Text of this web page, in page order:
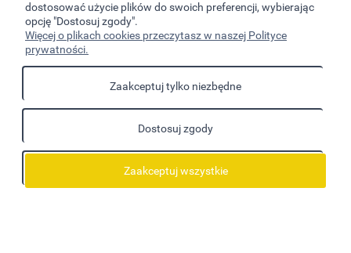
Pomoc
Moje konto
Płatności i dostawa
dostosować użycie plików do swoich preferencji, wybierając
opcję "Dostosuj zgody".
Więcej o plikach cookies przeczytasz w naszej Polityce
prywatności.
Zaakceptuj tylko niezbędne
Dostosuj zgody
Zaakceptuj wszystkie